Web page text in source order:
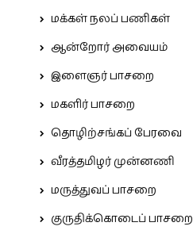
மக்கள் நலப் பணிகள்
ஆன்றோர் அவையம்
இளைஞர் பாசறை
மகளிர் பாசறை
தொழிற்சங்கப் பேரவை
வீரத்தமிழர் முன்னணி
மருத்துவப் பாசறை
குருதிக்கொடைப் பாசறை